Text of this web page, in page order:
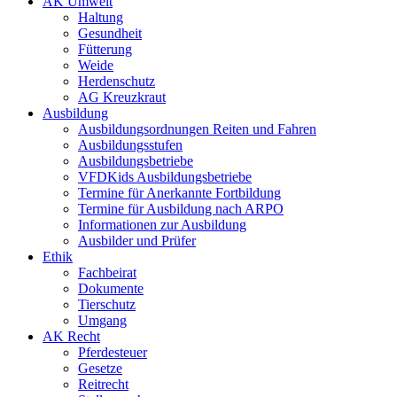
Haltung
Gesundheit
Fütterung
Weide
Herdenschutz
AG Kreuzkraut
Ausbildung
Ausbildungsordnungen Reiten und Fahren
Ausbildungsstufen
Ausbildungsbetriebe
VFDKids Ausbildungsbetriebe
Termine für Anerkannte Fortbildung
Termine für Ausbildung nach ARPO
Informationen zur Ausbildung
Ausbilder und Prüfer
Ethik
Fachbeirat
Dokumente
Tierschutz
Umgang
AK Recht
Pferdesteuer
Gesetze
Reitrecht